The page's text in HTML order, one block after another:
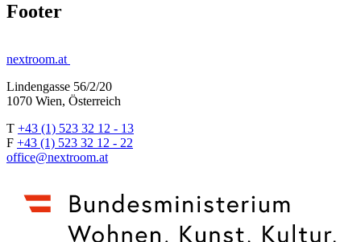
Footer
nextroom.at
Lindengasse 56/2/20
1070 Wien, Österreich
T +43 (1) 523 32 12 - 13
F +43 (1) 523 32 12 - 22
office@nextroom.at